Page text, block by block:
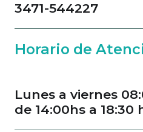
3471-544227
Horario de
Lunes a viernes
de 14:00hs a 18:30